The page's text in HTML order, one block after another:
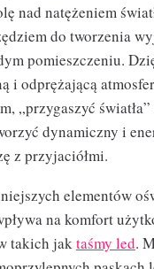
nad natężeniem
do tworzenia
pomieszczeniu.
i odprężającą
„przygaszyć
dynamiczny i
z przyjaciółmi.
elementów
na komfort
takich jaktaśmy led.